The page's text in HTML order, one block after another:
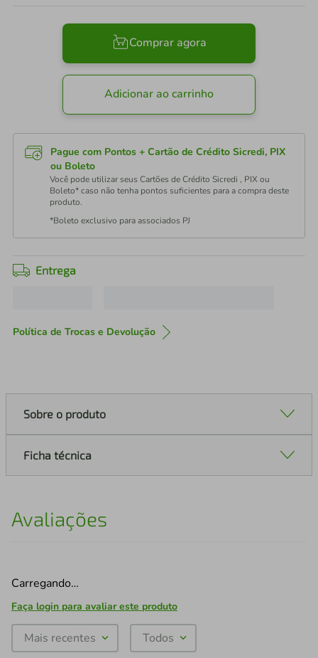
Comprar agora
Adicionar ao carrinho
Pague com Pontos + Cartão de Crédito Sicredi, PIX
ou Boleto
Você pode utilizar seus Cartões de Crédito Sicredi , PIX ou
Boleto* caso não tenha pontos suficientes para a compra deste
produto.
*Boleto exclusivo para associados PJ
Entrega
Política de Trocas e Devolução
Sobre o produto
Ficha técnica
Avaliações
Carregando…
Faça login para avaliar este produto
Mais recentes Todos